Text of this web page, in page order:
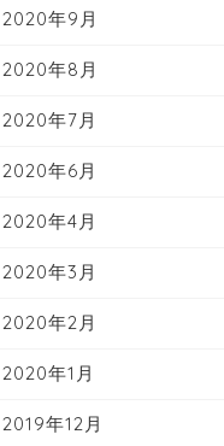
2020年9月
2020年8月
2020年7月
2020年6月
2020年4月
2020年3月
2020年2月
2020年1月
2019年12月